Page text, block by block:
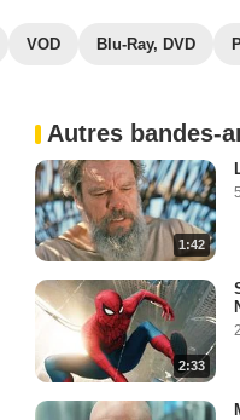
VOD Blu-Ray, DVD
Autres bandes-
1:42
2:33